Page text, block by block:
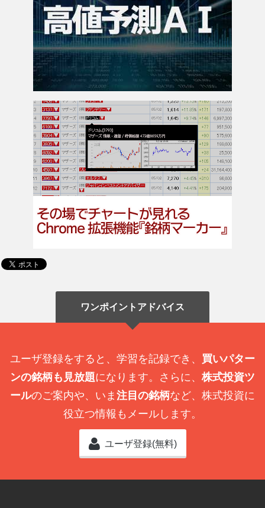
ワンポイントアドバイス
ユーザ登録をすると、学習を記録でき、 買いパター
ンの銘柄も見放題になります。さらに、 株式投資ツ
ールのご案内や、いま 注目の銘柄など、株式投資に
役立つ情報もメールします。
ユーザ登録(無料)